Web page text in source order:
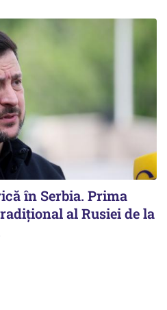
în Serbia. Prima
al Rusiei de la